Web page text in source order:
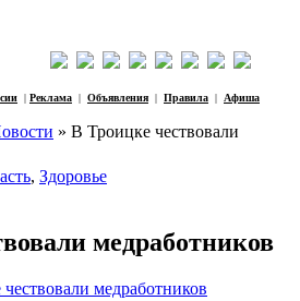
| Реклама | Объявления | Правила | Афиша
» В Троицке чествовали
, Здоровье
медработников